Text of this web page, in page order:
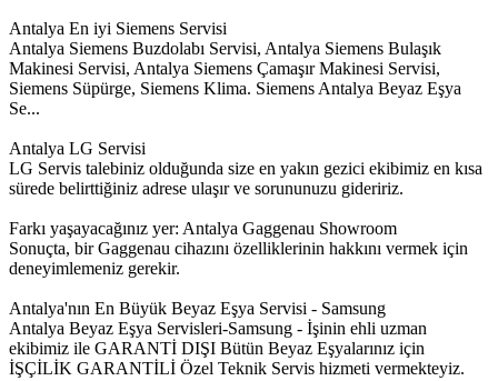
Antalya En iyi Siemens Servisi
Antalya Siemens Buzdolabı Servisi, Antalya Siemens Bulaşık
Makinesi Servisi, Antalya Siemens Çamaşır Makinesi Servisi,
Siemens Süpürge, Siemens Klima. Siemens Antalya Beyaz Eşya
Se...
Antalya LG Servisi
LG Servis talebiniz olduğunda size en yakın gezici ekibimiz en kısa
sürede belirttiğiniz adrese ulaşır ve sorununuzu gideririz.
Farkı yaşayacağınız yer: Antalya Gaggenau Showroom
Sonuçta, bir Gaggenau cihazını özelliklerinin hakkını vermek için
deneyimlemeniz gerekir.
Antalya'nın En Büyük Beyaz Eşya Servisi - Samsung
Antalya Beyaz Eşya Servisleri-Samsung - İşinin ehli uzman
ekibimiz ile GARANTİ DIŞI Bütün Beyaz Eşyalarınız için
İŞÇİLİK GARANTİLİ Özel Teknik Servis hizmeti vermekteyiz.